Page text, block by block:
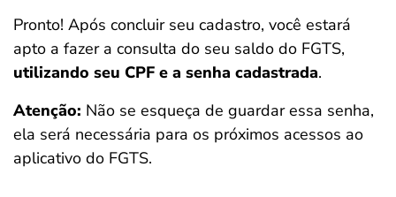
Pronto! Após concluir seu cadastro, você estará
apto a fazer a consulta do seu saldo do FGTS,
utilizando seu CPF e a senha cadastrada.
Atenção: Não se esqueça de guardar essa senha,
ela será necessária para os próximos acessos ao
aplicativo do FGTS.